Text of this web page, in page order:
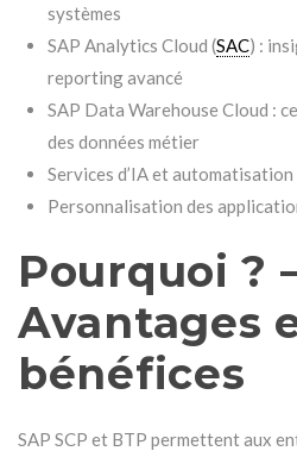
systèmes
SAP Analytics Cloud (SAC) :
reporting avancé
SAP Data Warehouse Cloud :
des données métier
Services d’IA et automatisation
Personnalisation des
Pourquoi ?
Avantages
bénéfices
SAP SCP et BTP permettent aux